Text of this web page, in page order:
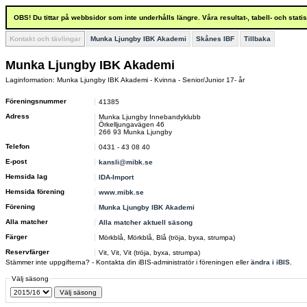
OBS! Du tittar på webbsidor som inte underhålls längre. Våra resultat-, tabell- och
Kontakt och tävlingar Munka Ljungby IBK Akademi Skånes IBF Tillbaka
Munka Ljungby IBK Akademi
Laginformation: Munka Ljungby IBK Akademi - Kvinna - Senior/Junior 17- år
Föreningsnummer
41385
Adress
Munka Ljungby Innebandyklubb
Örkelljungavägen 46
266 93 Munka Ljungby
Telefon
0431 - 43 08 40
E-post
kansli@mibk.se
Hemsida lag
IDA-Import
Hemsida förening
www.mibk.se
Förening
Munka Ljungby IBK Akademi
Alla matcher
Alla matcher aktuell säsong
Färger
Mörkblå, Mörkblå, Blå (tröja, byxa, strumpa)
Reservfärger
Vit, Vit, Vit (tröja, byxa, strumpa)
Stämmer inte uppgifterna? - Kontakta din iBIS-administratör i föreningen ellerändra i iBIS
Välj säsong